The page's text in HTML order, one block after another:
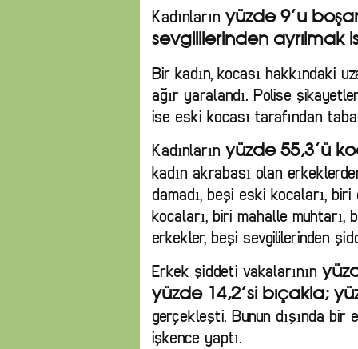
Kadınların yüzde 9’u
sevgililerinden ayrılmak
Bir kadın, kocası hakkındaki
ağır yaralandı. Polise
ise eski kocası tarafından
Kadınların yüzde 55,3’ü
kadın akrabası olan
damadı, beşi eski kocaları,
kocaları, biri mahalle muhtarı,
erkekler, beşi sevgililerinden
Erkek şiddeti vakalarının
yüzde 14,2’si bıçakla;
gerçekleşti. Bunun dışında bir
işkence yaptı.